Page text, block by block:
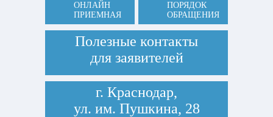
ОНЛАЙН
ПРИЕМНАЯ
ПОРЯДОК
ОБРАЩЕНИЯ
Полезные контакты
для заявителей
г. Краснодар,
ул. им. Пушкина, 28